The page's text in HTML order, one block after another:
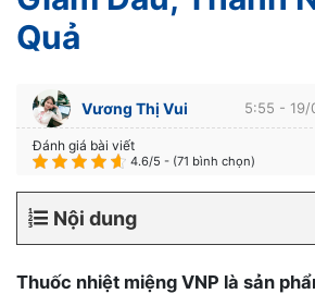
Quả
Vương Thị Vui 5:55 -
Đánh giá bài viết
4.6/5 - (71 bình chọn)
Nội dung
Thuốc nhiệt miệng VNP là sản